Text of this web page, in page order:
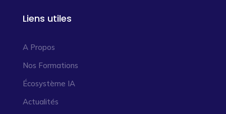
Liens utiles
A Propos
Nos Formations
Écosystème IA
Actualités